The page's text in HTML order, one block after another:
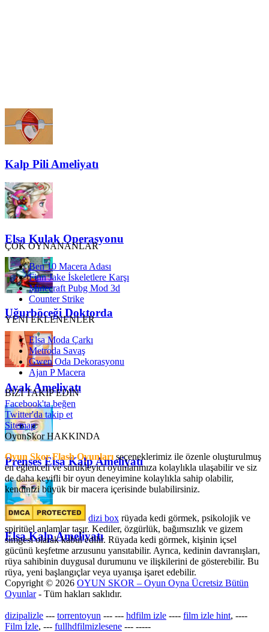
Kalp Pili Ameliyatı
Elsa Kulak Operasyonu
Uğurböceği Doktorda
Ayak Ameliyatı
Prenses Elsa Kalp Ameliyatı
Elsa Kalp Ameliyatı
ÇOK OYNANANLAR
Ben 10 Macera Adası
Finn Jake İskeletlere Karşı
Minecraft Pubg Mod 3d
Counter Strike
YENİ EKLENENLER
Elsa Moda Çarkı
Metroda Savaş
Gwen Oda Dekorasyonu
Ajan P Macera
BİZİ TAKİP EDİN
Facebook'ta beğen
Twitter'da takip et
Sitemap
OyunSkor HAKKINDA
Oyun Skor Flash Oyunları seçeneklerimiz ile özenle oluşturulmuş
en eğlenceli ve sürükleyici oyunlarımıza kolaylıkla ulaşabilir ve siz
de daha keyifli bir oyun deneyimine kolaylıkla sahip olabilir,
kendinizi büyük bir macera içerisinde bulabilirsiniz.
dizi box rüyada kedi görmek​, psikolojik ve
spiritüel anlamlar taşır. Kediler, özgürlük, bağımsızlık ve gizem
simgesi olarak kabul edilir. Rüyada kedi görmek, kişinin içsel
gücünü keşfetme arzusunu yansıtabilir. Ayrıca, kedinin davranışları,
rüya sahibinin duygusal durumunu ve ilişkilerini de gösterebilir. Bu
rüya, yeni başlangıçlar veya uyanışa işaret edebilir.
Copyright © 2026 OYUN SKOR – Oyun Oyna Ücretsiz Bütün
Oyunlar- Tüm hakları saklıdır.
dizipalizle --- torrentoyun --- --- hdfilm izle ---- film izle hint, ----
Film İzle, --- fullhdfilmizlesene --- -----